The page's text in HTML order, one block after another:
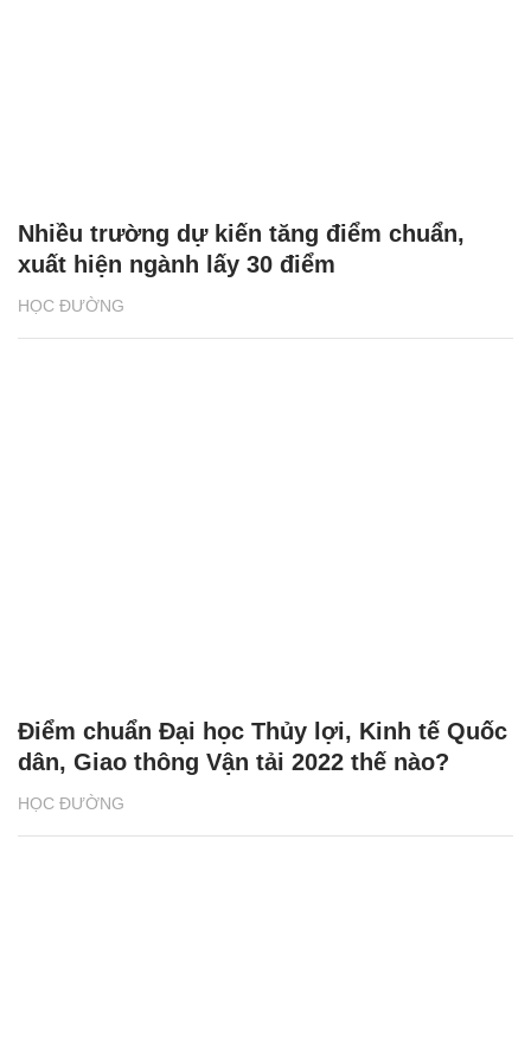
HỌC ĐƯỜNG
Nhiều trường dự kiến tăng điểm chuẩn,
xuất hiện ngành lấy 30 điểm
HỌC ĐƯỜNG
Điểm chuẩn Đại học Thủy lợi, Kinh tế Quốc
dân, Giao thông Vận tải 2022 thế nào?